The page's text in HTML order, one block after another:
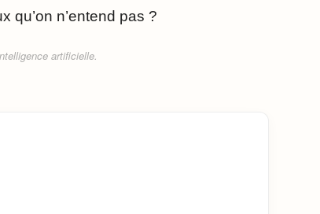
qu’on n’entend pas ?
artificielle.